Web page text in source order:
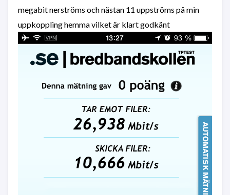
megabit nerströms och nästan 11 uppströms på min
uppkoppling hemma vilket är klart godkänt